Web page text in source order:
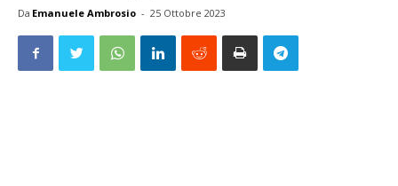
Da Emanuele Ambrosio - 25 Ottobre 2023